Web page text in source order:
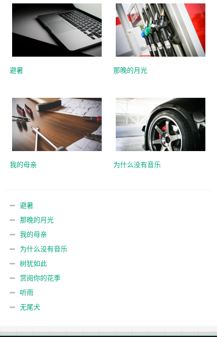
避暑 那晚的月光
我的母亲 为什么没有音乐
避暑
那晚的月光
我的母亲
为什么没有音乐
树犹如此
赏阅你的花季
听雨
无尾犬